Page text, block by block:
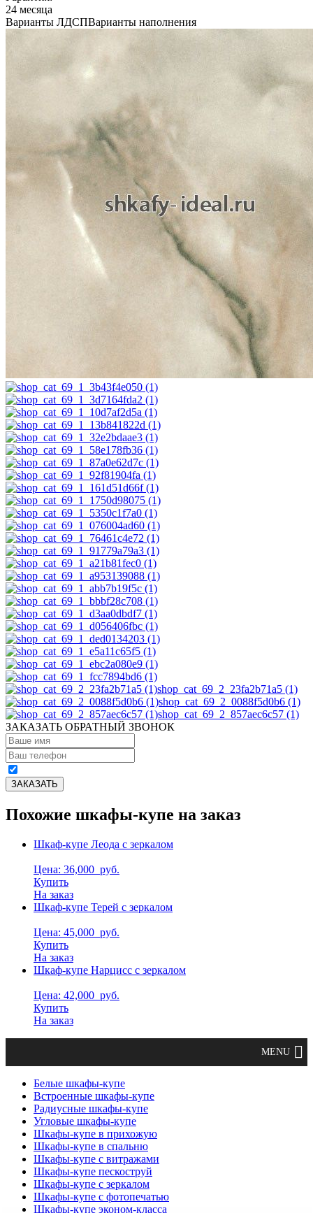
24 месяца
Варианты ЛДСПВарианты наполнения
shop_cat_69_2_23fa2b71a5 (1)
shop_cat_69_2_0088f5d0b6 (1)
shop_cat_69_2_857aec6c57 (1)
ЗАКАЗАТЬ ОБРАТНЫЙ ЗВОНОК
Похожие шкафы-купе на заказ
Шкаф-купе Леода с зеркалом
Цена: 36,000 руб.
Купить
На заказ
Шкаф-купе Терей с зеркалом
Цена: 45,000 руб.
Купить
На заказ
Шкаф-купе Нарцисс с зеркалом
Цена: 42,000 руб.
Купить
На заказ
Белые шкафы-купе
Встроенные шкафы-купе
Радиусные шкафы-купе
Угловые шкафы-купе
Шкафы-купе в прихожую
Шкафы-купе в спальню
Шкафы-купе с витражами
Шкафы-купе пескоструй
Шкафы-купе с зеркалом
Шкафы-купе с фотопечатью
Шкафы-купе эконом-класса